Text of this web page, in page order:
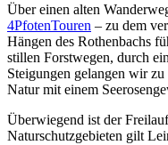
Über einen alten
4PfotenTouren – zu dem
Hängen des Rothenbachs
stillen Forstwegen, durch
Steigungen gelangen wir
Natur mit einem
Überwiegend ist der
Naturschutzgebieten gilt